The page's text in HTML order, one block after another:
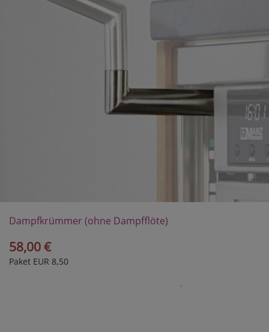
Dampfkrümmer (ohne Dampfflöte)
58,00 €
Paket EUR 8,50